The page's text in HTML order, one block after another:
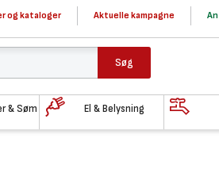
og kataloger Aktuelle kampagne
Søg
& Søm El & Belysning